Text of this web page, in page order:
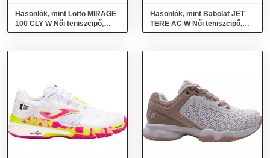
Hasonlók, mint Lotto MIRAGE
100 CLY W Női teniszcipő,
fehér, méret 38.5
Hasonlók, mint Babolat JET
TERE AC W Női teniszcipő,
fehér, méret 39